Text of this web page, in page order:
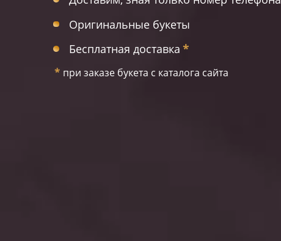
Оригинальные букеты
Бесплатная доставка *
* при заказе букета с каталога сайта